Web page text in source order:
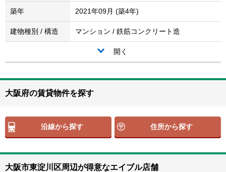
築年 2021年09月 (築4年)
建物種別 / 構造 マンション / 鉄筋コンクリート造
開く
大阪府の賃貸物件を探す
沿線から探す 住所から探す
大阪市東淀川区周辺が得意なエイブル店舗